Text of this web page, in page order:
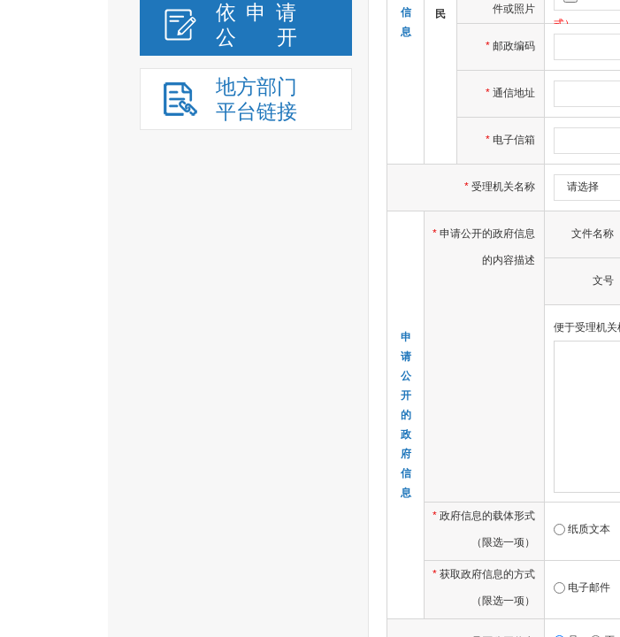
依申请
公
开
地方部门
平台链接
信
息
民 件或照片
式）
* 邮政编码
* 通信地址
* 电子信箱
* 受理机关名称
申
请
公
开
的
政
府
信
息
* 申请公开的政府信息
的内容描述
文件名称
文号
便于受理机关
* 政府信息的载体形式
（限选一项）
纸质文本
* 获取政府信息的方式
（限选一项）
电子邮件